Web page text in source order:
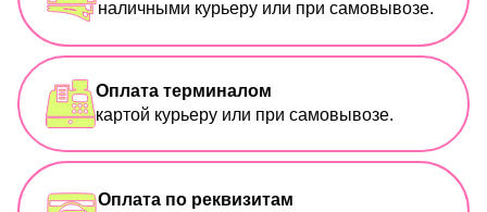
наличными курьеру или при самовывозе.
Оплата терминалом
картой курьеру или при самовывозе.
Оплата по реквизитам